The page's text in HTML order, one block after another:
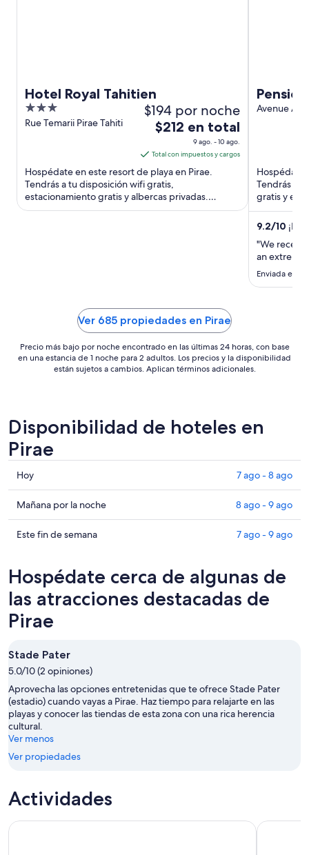
Hotel Royal Tahitien
3
out
Rue Temarii Pirae Tahiti
$194 por noche
El
es
de
$212
en
total
10
ago
$212 en total
9 ago. - 10 ago.
Total con impuestos y cargos
Hospédate en este resort de playa en Pirae.
Tendrás a tu disposición wifi gratis,
estacionamiento gratis y albercas privadas.
Nuestros huéspedes destacan la ...
Avenue
Hospédate
Tendrás a
gratis y
huéspedes
9.2/10
"We
an
Enviada el
Ver 685 propiedades en Pirae
Precio más bajo por noche encontrado en las últimas 24 horas, con base
en una estancia de 1 noche para 2 adultos. Los precios y la disponibilidad
están sujetos a cambios. Aplican términos adicionales.
Disponibilidad de hoteles en
Pirae
Consultar
precios
en
Pirae
para
ago
8
ago
Hoy 7 ago - 8 ago
Consultar
precios
en
mañana
la
noche,
ago
-
9
ago
Mañana por la noche 8 ago - 9 ago
Consultar
Pirae
para
este
fin
semana,
7
ago
-
9
ago
Este fin de semana 7 ago - 9 ago
Hospédate cerca de algunas de
las atracciones destacadas de
Pirae
Stade Pater
5.0/10 (2 opiniones)
Aprovecha las opciones entretenidas que te ofrece Stade Pater
(estadio) cuando vayas a Pirae. Haz tiempo para relajarte en las
playas y conocer las tiendas de esta zona con una rica herencia
cultural.
Ver menos
Ver propiedades
Actividades
Excursión en 4x4 por Tahití Safari: Cruzando la carretera de
Safari